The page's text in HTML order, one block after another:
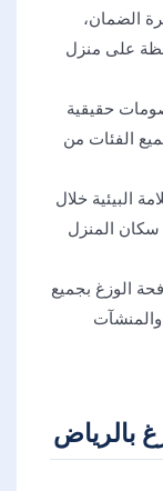
الضمان،
على منزل
حقيقية
الفئات من
البيئية خلال
سكان المنزل
الوزغ بجميع
والمنشآت
بالرياض